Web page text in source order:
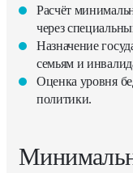
Расчёт
через
Назначение
семьям и
Оценка уровня
политики.